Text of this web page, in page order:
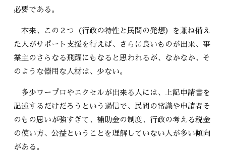
必要である。
本来、この２つ（行政の特性と民間の発想）を兼ね備え
た人がサポート支援を行えば、さらに良いものが出来、事
業主のさらなる飛躍にもなると思われるが、なかなか、そ
のような器用な人材は、少ない。
多少ワープロやエクセルが出来る人には、上記申請書を
記述するだけだろうという過信で、民間の常識や申請者そ
のもの思いが強すぎて、補助金の制度、行政の考える税金
の使い方、公益ということを理解していない人が多い傾向
がある。